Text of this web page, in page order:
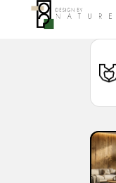
Sklep